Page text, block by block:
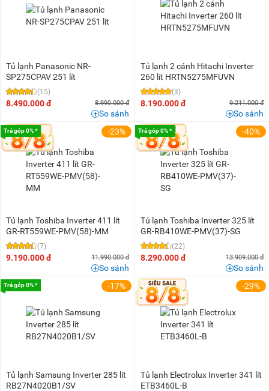
Tủ lạnh Panasonic NR-
SP275CPAV 251 lít
(15)
8.490.000 đ 8.990.000 đ
So sánh
Tủ lạnh 2 cánh Hitachi Inverter
260 lít HRTN5275MFUVN
(3)
8.190.000 đ 9.211.000 đ
So sánh
Trả góp 0% * -23%
Tủ lạnh Toshiba Inverter 411 lít
GR-RT559WE-PMV(58)-MM
(7)
9.190.000 đ 11.990.000 đ
So sánh
Trả góp 0% * -40%
Tủ lạnh Toshiba Inverter 325 lít
GR-RB410WE-PMV(37)-SG
(22)
8.290.000 đ 13.909.000 đ
So sánh
Trả góp 0% * -17%
Tủ lạnh Samsung Inverter 285 lít
RB27N4020B1/SV
-29%
Tủ lạnh Electrolux Inverter 341 lít
ETB3460L-B